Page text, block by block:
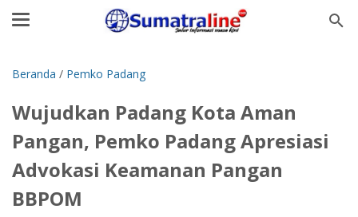
Beranda / Pemko Padang
Wujudkan Padang Kota Aman
Pangan, Pemko Padang Apresiasi
Advokasi Keamanan Pangan
BBPOM